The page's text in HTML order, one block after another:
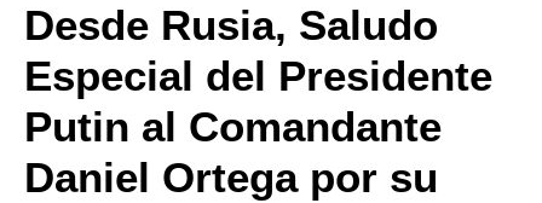
Desde Rusia, Saludo
Especial del Presidente
Putin al Comandante
Daniel Ortega por su